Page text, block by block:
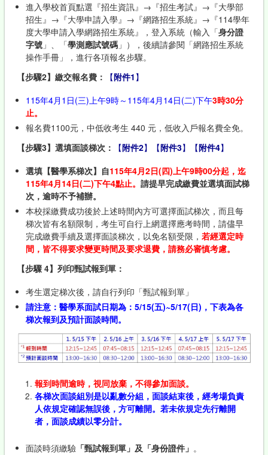
進入學校首頁點選『招生資訊』→『招生考試』→『大學部
招生』→『大學申請入學』→『網路招生系統』→『114學年
度大學申請入學網路招生系統』，登入系統（輸入「身分證
字號」、「學測應試號碼」），後續請參閱「網路招生系統
操作手冊」，進行各項報名步驟。
【步驟2】繳交報名費：
【附件1 】
115年4月1日(三)上午9時～115年4月14日(二)下午3時30分
止。
報名費1100元，中低收考生 440 元，低收入戶報名費全免。
【步驟3】選填面談梯次：
【附件2】 【附件3】 【附件4】
選填【醫學系梯次】自115年4月2日(四)上午9時00分起，迄
115年4月14日(二)下午4點止。 請提早完成繳費並選填面試梯
次，逾時不予補辦。
本校採繳費成功後於上述時間內方可選擇面試梯次，而且每
梯次皆有名額限制，考生可自行上網選擇應考時間，請儘早
完成繳費手續及選擇面談梯次，以免名額受限， 若經選定時
間，皆不得要求變更時間及要求退費，請務必審慎考慮。
【步驟 4】列印甄試報到單：
考生選定梯次後，請自行列印「甄試報到單」
請注意： 醫學系面試日期為： 5/15(五)~5/17(日)，下表為各
梯次報到及預計面談時間。
報到時間逾時，視同放棄，不得參加面談。
各梯次面談組別是以亂數分組，面談結束後，經考場負責
人依規定確認無誤後，方可離開。若未依規定先行離開
者，面談成績以零分計。
面談時須繳驗「甄試報到單」及「身份證件」 。